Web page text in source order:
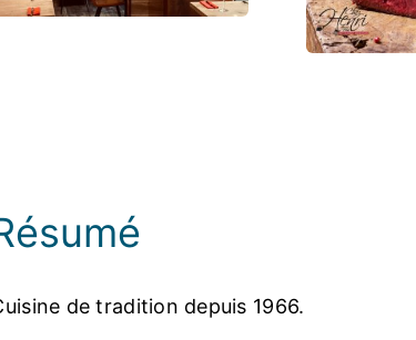
de tradition depuis 1966.